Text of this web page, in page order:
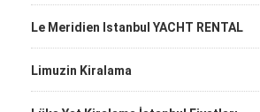
Le Meridien Istanbul YACHT RENTAL
Limuzin Kiralama